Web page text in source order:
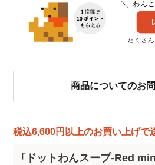
商品についてのお
税込6,600円以上のお買い上げで
「ドットわんスープ-Red